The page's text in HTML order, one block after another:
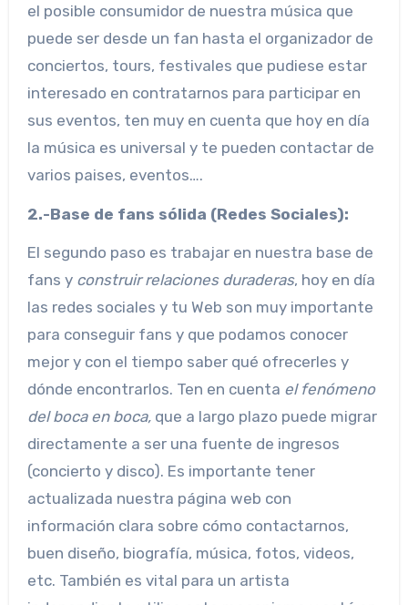
el posible consumidor de nuestra música que
puede ser desde un fan hasta el organizador de
conciertos, tours, festivales que pudiese estar
interesado en contratarnos para participar en
sus eventos, ten muy en cuenta que hoy en día
la música es universal y te pueden contactar de
varios paises, eventos….
2.-Base de fans sólida (Redes Sociales):
El segundo paso es trabajar en nuestra base de
fans y construir relaciones duraderas, hoy en día
las redes sociales y tu Web son muy importante
para conseguir fans y que podamos conocer
mejor y con el tiempo saber qué ofrecerles y
dónde encontrarlos. Ten en cuenta el fenómeno
del boca en boca,que a largo plazo puede migrar
directamente a ser una fuente de ingresos
(concierto y disco). Es importante tener
actualizada nuestra página web con
información clara sobre cómo contactarnos,
buen diseño, biografía, música, fotos, videos,
etc. También es vital para un artista